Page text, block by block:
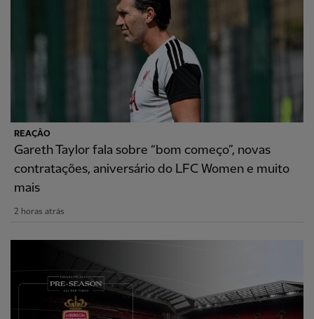
REAÇÃO
Gareth Taylor fala sobre “bom começo”, novas
contratações, aniversário do LFC Women e muito
mais
2 horas atrás